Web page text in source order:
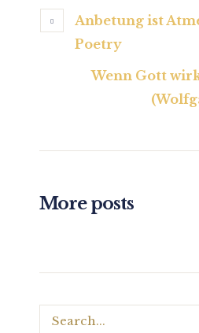
Anbetung ist
Poetry
Wenn Gott
More posts